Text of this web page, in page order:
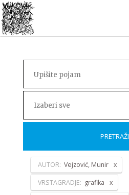
Izaberi sve
PRETRAŽI
AUTOR: Vejzović, Munir
VRSTAGRADJE: grafika